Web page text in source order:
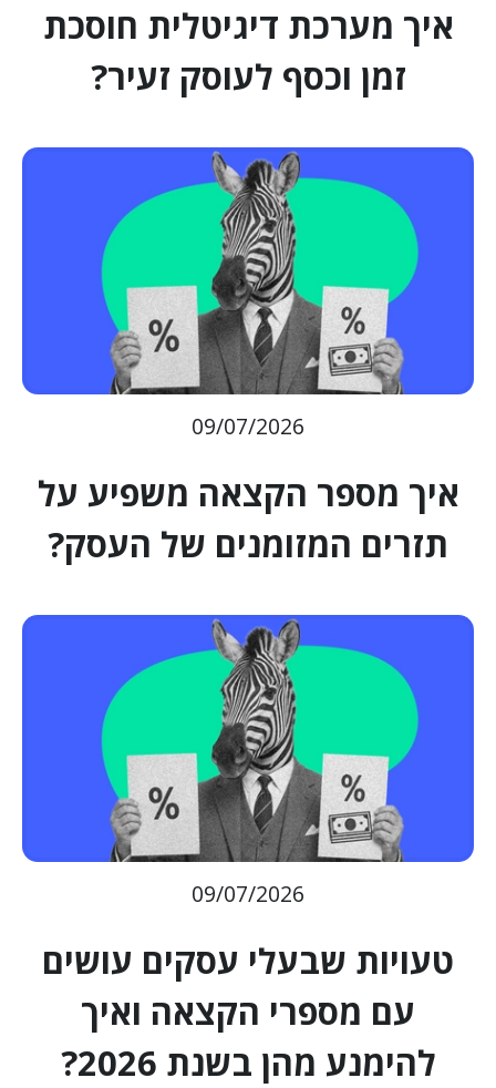
איך מערכת דיגיטלית חוסכת
זמן וכסף לעוסק זעיר?
09/07/2026
איך מספר הקצאה משפיע על
תזרים המזומנים של העסק?
09/07/2026
טעויות שבעלי עסקים עושים
עם מספרי הקצאה ואיך
להימנע מהן בשנת 2026?